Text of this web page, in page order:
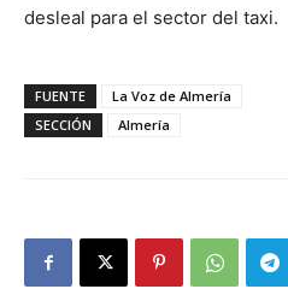
desleal para el sector del taxi.
FUENTE
La Voz de Almería
SECCIÓN
Almería